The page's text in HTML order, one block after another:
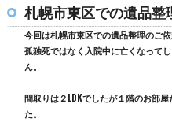
札幌市東区での遺品整
今回は札幌市東区での遺品整理のご
孤独死ではなく入院中に亡くなって
ん。
間取りは２LDKでしたが１階のお部
た。